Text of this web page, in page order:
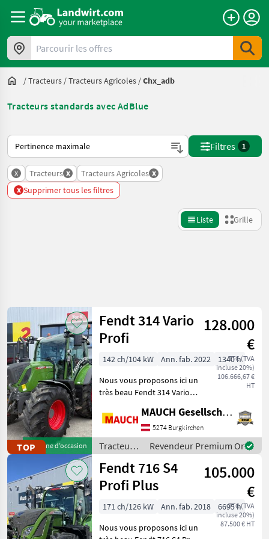
Parcourir les offres
/Tracteurs /Tracteurs Agricoles /Chx_adb
Tracteurs standards avec AdBlue
Voici comment les annonces sont triées sur Landwirt.com
Filtres 1
x Tracteurs x Tracteurs Agricoles x
x Supprimer tous les filtres
Liste Grille
Catégorie 3 Pays Filtres
CHEMIN
ACTUEL
matériel
agricole
Tracteurs
Tracteurs
Agricoles
UNE
CATÉGORIE
Steyr
447
Fendt
356
Réinitialiser
Afficher
résultats
TOPMachine d’occasion
Fendt 314 Vario
Profi
128.000
€
TTC (TVA
incluse 20%)
106.666,67 €
HT
142 ch/104 kW Ann. fab. 2022
1340 h
Nous vous proposons ici un
très beau Fendt 314 Vario
Système hydraulique avant
- Prise de force avant -
Support pour ressorts de
décharge - 2
MAUCH Gesellschaft m.b.H. & Co.KG
5274 Burgkirchen
Tracteurs
/ Fendt
Revendeur Premium Or
Fendt 716 S4
Profi Plus
105.000
€
TTC (TVA
incluse 20%)
87.500 € HT
171 ch/126 kW Ann. fab. 2018
6695 h
Nous vous proposons ici un